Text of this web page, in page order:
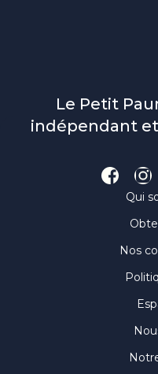
Le Petit
indépendant
Qui
Nos